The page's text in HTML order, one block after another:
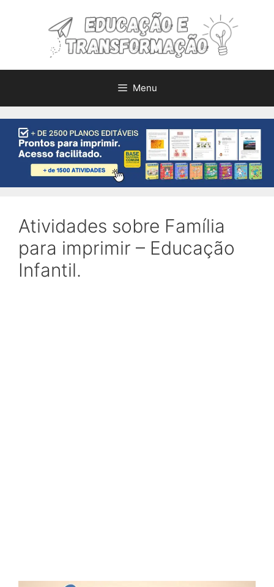
Menu
Atividades sobre Família
para imprimir – Educação
Infantil.